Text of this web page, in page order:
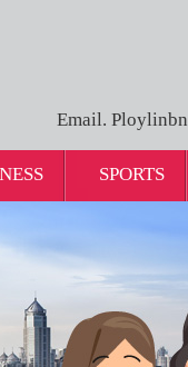
Email.
SPORTS